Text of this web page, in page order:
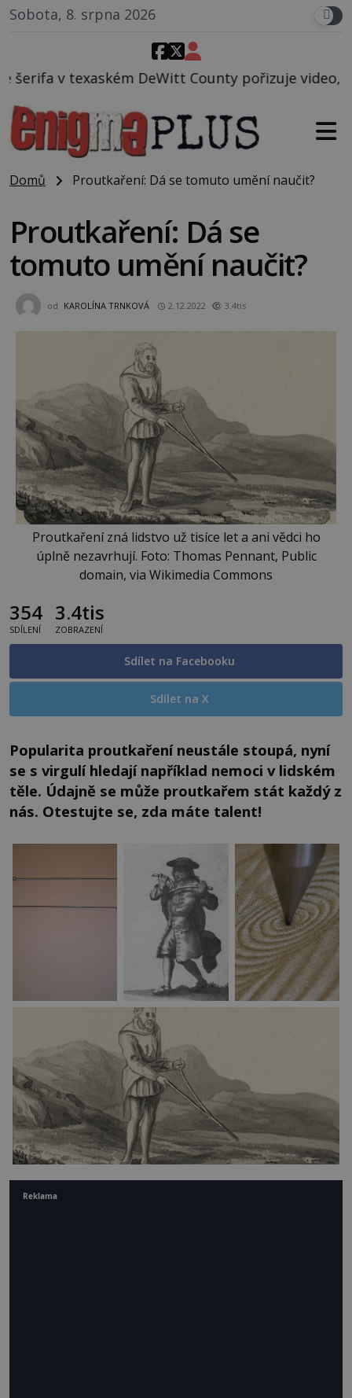
Sobota, 8. srpna 2026
County pořizuje video, na kterém před jeho
Domů Proutkaření: Dá se tomuto umění naučit?
Proutkaření: Dá se
tomuto umění naučit?
od KAROLÍNA TRNKOVÁ 2.12.2022 3.4tis
Proutkaření zná lidstvo už tisíce let a ani vědci ho
úplně nezavrhují. Foto: Thomas Pennant, Public
domain, via Wikimedia Commons
354
SDÍLENÍ
3.4tis
ZOBRAZENÍ
Sdílet na Facebooku
Sdílet na X
Popularita proutkaření neustále stoupá, nyní
se s virgulí hledají například nemoci v lidském
těle. Údajně se může proutkařem stát každý z
nás. Otestujte se, zda máte talent!
Reklama